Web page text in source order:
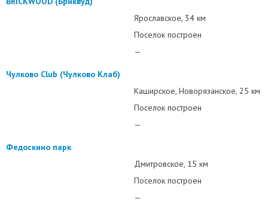
Ярославское 34 км
Поселок построен
—
Чулково Club (Чулково Клаб)
Каширское Новорязанское 25 км
Поселок построен
—
Федоскино парк
Дмитровское 15 км
Поселок построен
—